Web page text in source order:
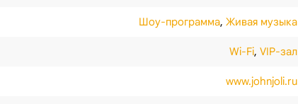
Шоу-программа, Живая музыка
Wi-Fi, VIP-зал
www.johnjoli.ru